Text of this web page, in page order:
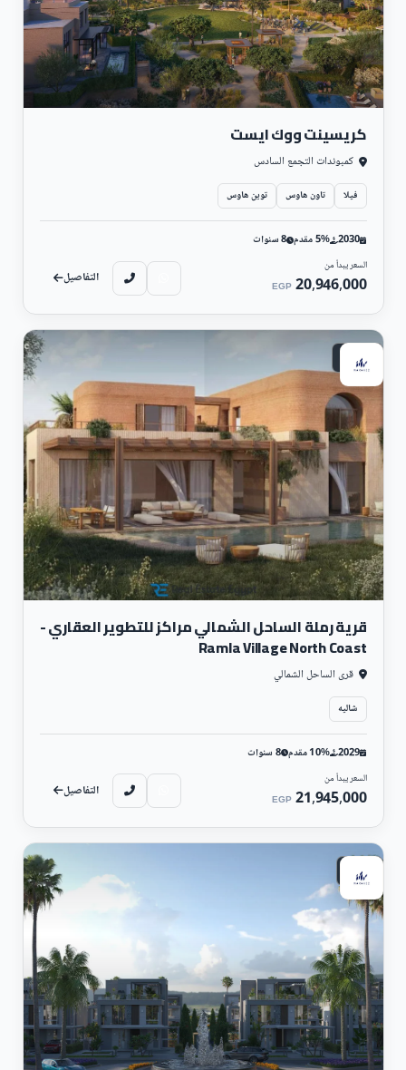
أهم المشروعات التي أنشأتها شركة مراكز في مدينة السادس من
أكتوبر، حيث يقع في منطقة حيوية بين الشيخ زايد والسادس من أكتوبر
بالإضافة إلى تنوع الوحدات الموجودة به بين شقق و استوديوهات و
بنتهاوس، تصل المساحة الإجمالية للمشروع حوالي 25 فدان وتحظى
المسطحات الخضراء بالنصيب الأكبر منها، تبدأ مساحة الشقق من 58
وتقسيط الباقي على 7 سنوات.
مشاريع أخرى لشركة مراكز العقارية:
مول العرب بالقاهرة Mall of Arabia.
مول في محافظة طنطا.
مول القطامية.
كريسينت ووك ايست
كمبوندات التجمع السادس
فيلا تاون هاوس توين هاوس
2030 5% مقدم 8 سنوات
السعر يبدأ من
20,946,000
EGP التفاصيل
ساحلي
قرية رملة الساحل الشمالي مراكز للتطوير العقاري -
Ramla Village North Coast
قرى الساحل الشمالي
شاليه
2029 10% مقدم 8 سنوات
السعر يبدأ من
21,945,000
EGP التفاصيل
تجارى